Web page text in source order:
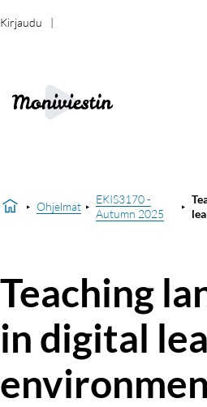
Kirjaudu
Ohjelmat
EKIS3170 -
Autumn 2025
Teaching
in digital